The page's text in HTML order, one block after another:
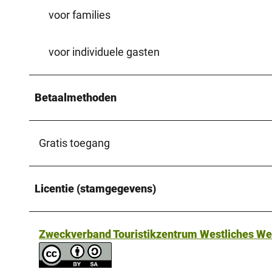
voor families
voor individuele gasten
Betaalmethoden
Gratis toegang
Licentie (stamgegevens)
Zweckverband Touristikzentrum Westliches